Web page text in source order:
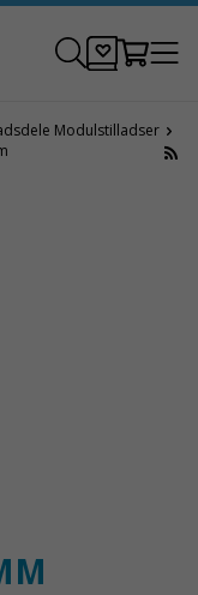
Modulstilladser